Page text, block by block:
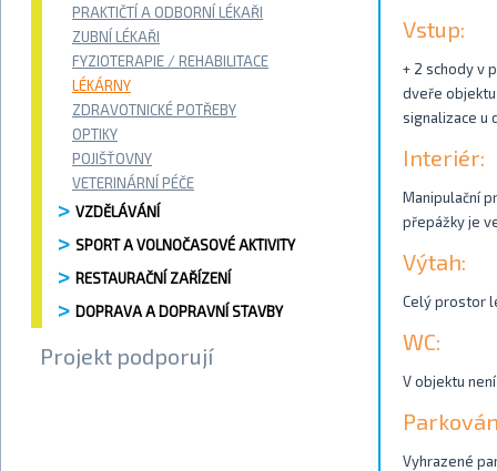
PRAKTIČTÍ A ODBORNÍ LÉKAŘI
ZUBNÍ LÉKAŘI
FYZIOTERAPIE / REHABILITACE
LÉKÁRNY
ZDRAVOTNICKÉ POTŘEBY
OPTIKY
POJIŠŤOVNY
VETERINÁRNÍ PÉČE
VZDĚLÁVÁNÍ
SPORT A VOLNOČASOVÉ AKTIVITY
RESTAURAČNÍ ZAŘÍZENÍ
DOPRAVA A DOPRAVNÍ STAVBY
Projekt podporují
Vstup:
+ 2 schody v
dveře objektu
signalizace u
Interiér:
Manipulační
přepážky je
Výtah:
Celý prostor
WC:
V objektu
Vyhrazené